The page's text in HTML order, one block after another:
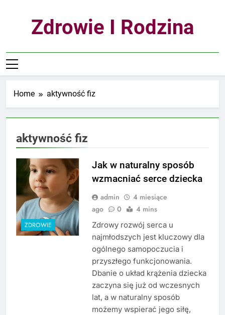
Zdrowie I Rodzina
Home aktywność fiz
aktywność fiz
ZDROWIE
Jak w naturalny sposób
wzmacniać serce dziecka
admin
4 miesiące
ago
0 4 mins
Zdrowy rozwój serca u
najmłodszych jest kluczowy dla
ogólnego samopoczucia i
przyszłego funkcjonowania.
Dbanie o układ krążenia dziecka
zaczyna się już od wczesnych
lat, a w naturalny sposób
możemy wspierać jego siłę,